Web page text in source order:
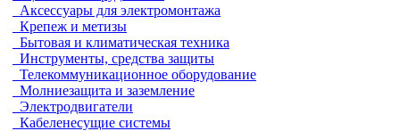
Аксессуары для электромонтажа
Крепеж и метизы
Бытовая и климатическая техника
Инструменты, средства защиты
Телекоммуникационное оборудование
Молниезащита и заземление
Электродвигатели
Кабеленесущие системы